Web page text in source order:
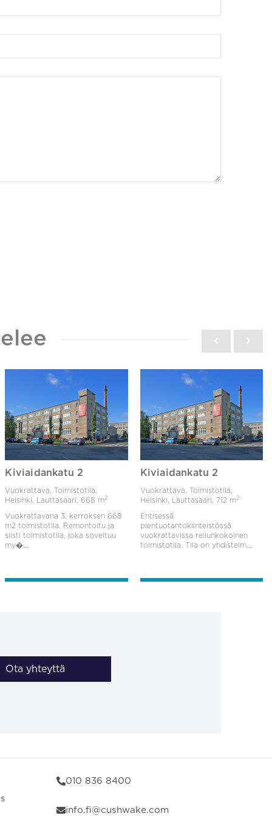
Kiviaidankatu 2
Vuokrattava, Toimistotila,
Helsinki, Lauttasaari,668 m2
Vuokrattavana 3. kerroksen 668
m2 toimistotila. Remontoitu ja
siisti toimistotila, joka soveltuu
my�...
Kiviaidankatu 2
Vuokrattava, Toimistotila,
Helsinki, Lauttasaari,
712 m2
Entisessä
pientuotantokiinteistössä
vuokrattavissa reilunkokoinen
toimistotila. Tila on yhdistelm...
Ota yhteyttä
010 836 8400
info.fi@cushwake.com